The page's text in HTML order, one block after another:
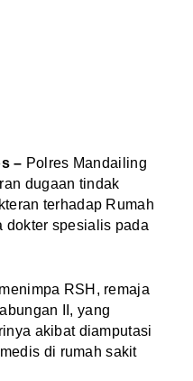
– Polres Mandailing
dugaan tindak
terhadap Rumah
dokter spesialis pada
RSH, remaja
II, yang
akibat diamputasi
di rumah sakit